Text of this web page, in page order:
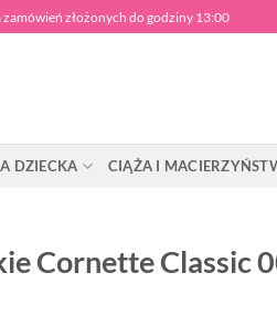
zamówień złożonych do godziny 13:00
DZIECKA CIĄŻA I
Cornette Classic